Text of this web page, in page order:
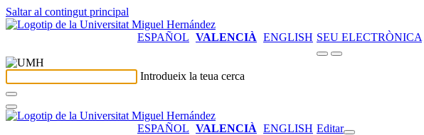
Saltar al contingut principal
ESPAÑOL VALENCIÀ ENGLISH SEU ELECTRÒNICA
Introdueix la teua cerca
ESPAÑOL VALENCIÀ ENGLISH Editar